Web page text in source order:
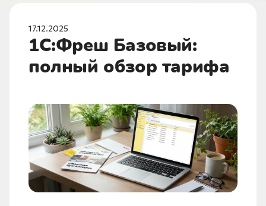
17.12.2025
1C:Фреш Базовый:
полный обзор тарифа